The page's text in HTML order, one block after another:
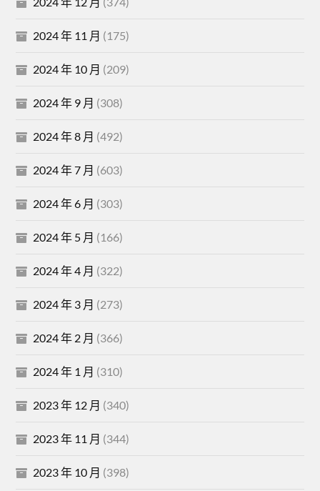
2024 年 11 月 (175)
2024 年 10 月 (209)
2024 年 9 月 (308)
2024 年 8 月 (492)
2024 年 7 月 (603)
2024 年 6 月 (303)
2024 年 5 月 (166)
2024 年 4 月 (322)
2024 年 3 月 (273)
2024 年 2 月 (366)
2024 年 1 月 (310)
2023 年 12 月 (340)
2023 年 11 月 (344)
2023 年 10 月 (398)